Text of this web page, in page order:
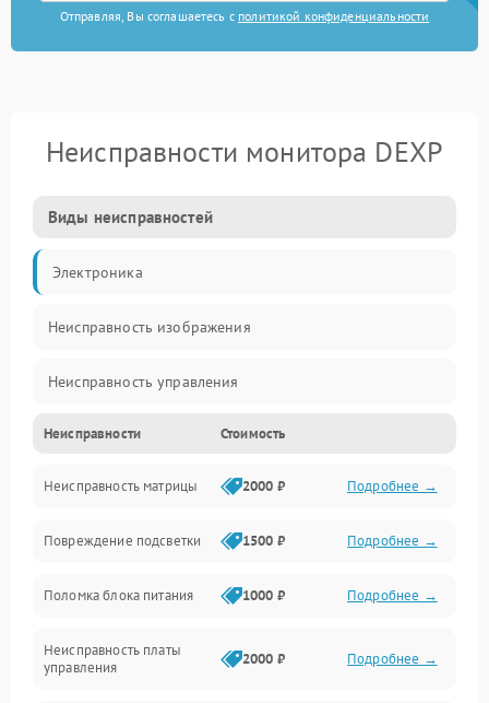
Отправляя, Вы соглашаетесь с политикой конфиденциальности
Неисправности монитора DEXP
Виды неисправностей
Электроника
Неисправность изображения
Неисправность управления
Неисправность интерфейсов
Прочие неисправности
Неисправность звука
Механические повреждения
Неисправности Стоимость
Неисправность матрицы 2000 ₽ Подробнее →
Повреждение подсветки 1500 ₽ Подробнее →
Поломка блока питания 1000 ₽ Подробнее →
Неисправность платы
управления
2000 ₽ Подробнее →